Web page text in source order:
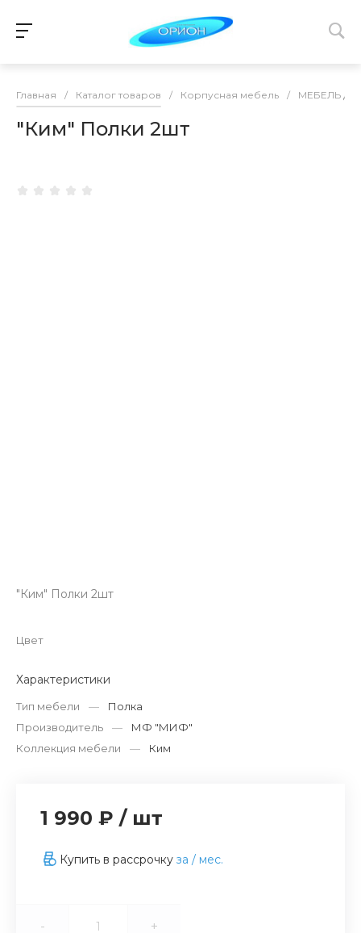
Главная / Каталог товаров / Корпусная мебель / МЕБЕЛЬ
"Ким" Полки 2шт
"Ким" Полки 2шт
Цвет
Характеристики
Тип мебели —
Полка
Производитель
—
МФ "МИФ"
Коллекция мебели
— Ким
1 990 ₽ / шт
Купить в рассрочку за / мес.
- +